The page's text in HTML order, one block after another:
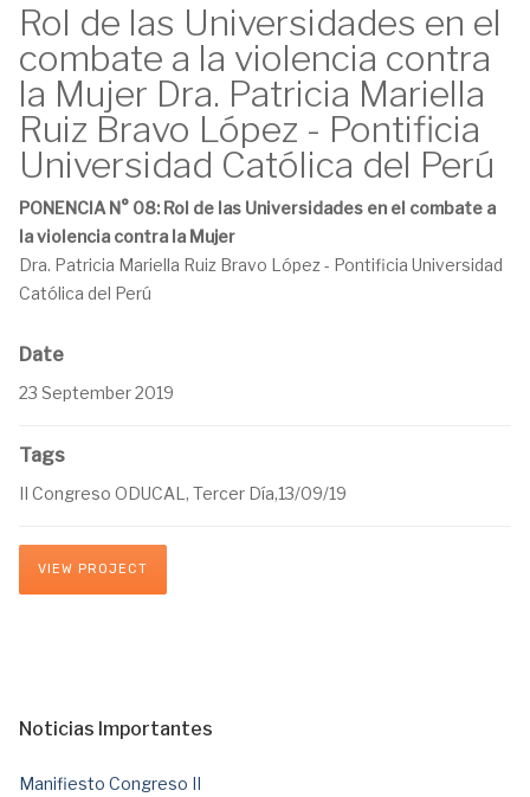
Rol de las Universidades en el
combate a la violencia contra
la Mujer Dra. Patricia Mariella
Ruiz Bravo López - Pontificia
Universidad Católica del Perú
PONENCIA N° 08: Rol de las Universidades en el combate a
la violencia contra la Mujer
Dra. Patricia Mariella Ruiz Bravo López - Pontificia Universidad
Católica del Perú
Date
23 September 2019
Tags
II Congreso ODUCAL, Tercer Día,13/09/19
VIEW PROJECT
Noticias Importantes
Manifiesto Congreso II